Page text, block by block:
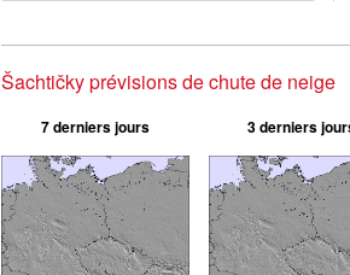
Šachtičky prévisions de chute de neige
7 derniers jours 3 derniers